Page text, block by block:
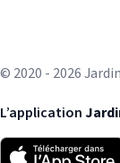
© 2020 - 2026
L’application